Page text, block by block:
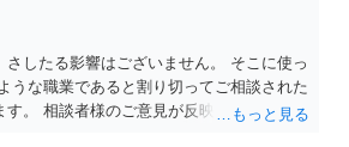
したる影響はございません。 そこに使っ
うな職業であると割り切ってご相談された
。 相談者様のご意見が反映されること